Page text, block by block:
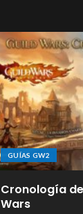
GUÍAS GW2
Cronología
Wars